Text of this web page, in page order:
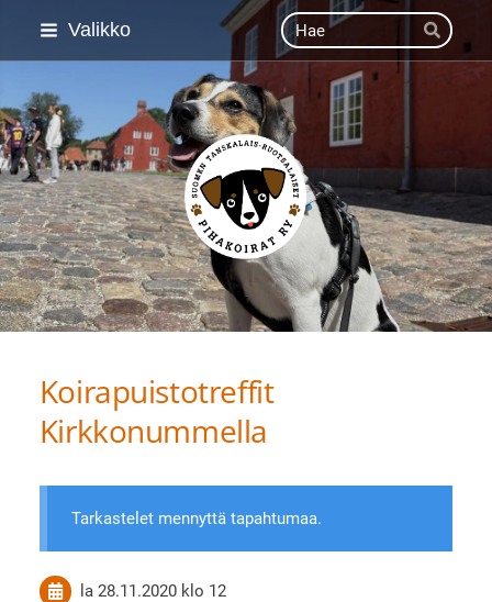
Siirry
Valikko Haku
Hae
Suomen Tanskalais-
Koirapuistotreffit
Kirkkonummella
Tarkastelet mennyttä tapahtumaa.
la 28.11.2020 klo 12